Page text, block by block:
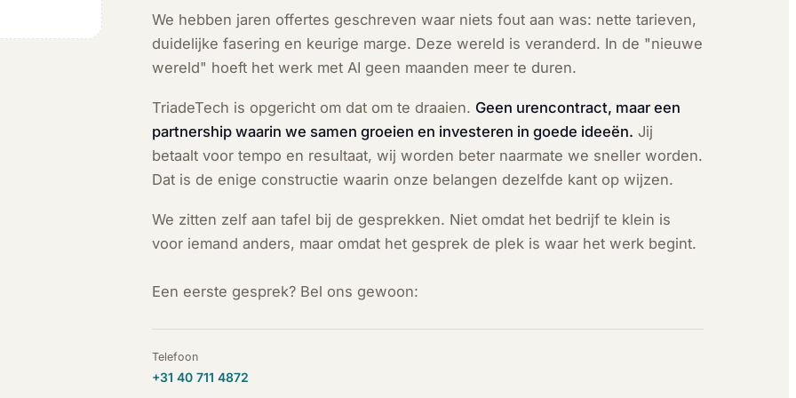
We hebben jaren offertes geschreven waar niets fout aan was: nette tarieven,
duidelijke fasering en keurige marge. Deze wereld is veranderd. In de "nieuwe
wereld" hoeft het werk met AI geen maanden meer te duren.
TriadeTech is opgericht om dat om te draaien. Geen urencontract, maar een
partnership waarin we samen groeien en investeren in goede ideeën. Jij
betaalt voor tempo en resultaat, wij worden beter naarmate we sneller worden.
Dat is de enige constructie waarin onze belangen dezelfde kant op wijzen.
We zitten zelf aan tafel bij de gesprekken. Niet omdat het bedrijf te klein is
voor iemand anders, maar omdat het gesprek de plek is waar het werk begint.
Een eerste gesprek? Bel ons gewoon:
Telefoon
+31 40 711 4872